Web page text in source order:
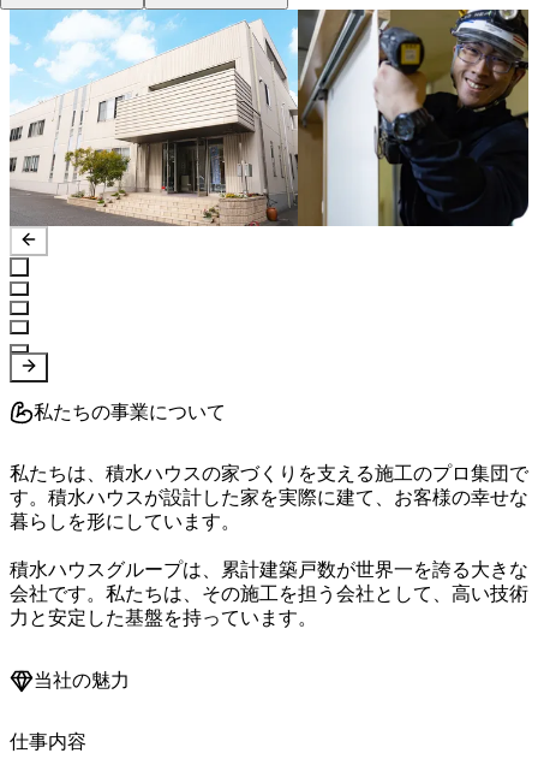
私たちの事業について
私たちは、積水ハウスの家づくりを支える施工のプロ集団で
す。積水ハウスが設計した家を実際に建て、お客様の幸せな
暮らしを形にしています。
積水ハウスグループは、累計建築戸数が世界一を誇る大きな
会社です。私たちは、その施工を担う会社として、高い技術
力と安定した基盤を持っています。
当社の魅力
仕事内容